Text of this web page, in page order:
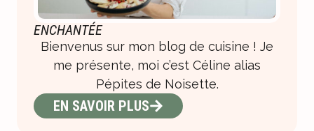
ENCHANTÉE
Bienvenus sur mon blog de cuisine ! Je
me présente, moi c’est Céline alias
Pépites de Noisette.
EN SAVOIR PLUS